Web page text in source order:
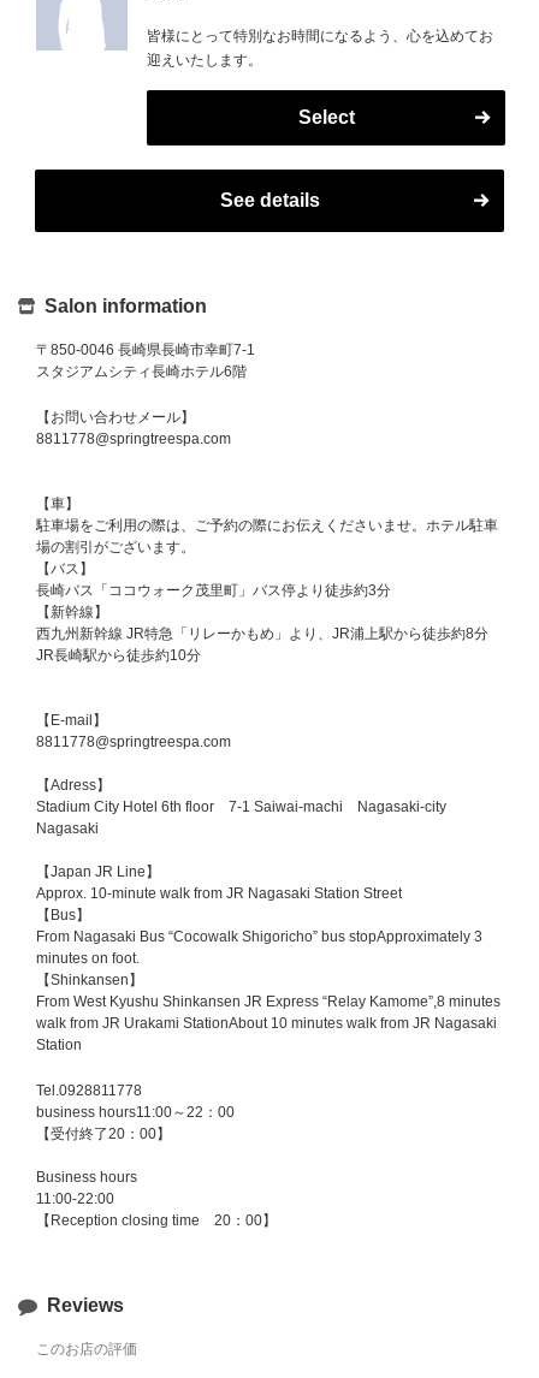
With heartfelt care, I provide each treatment in the
hope that your time with us will gently lighten both your
皆様にとって特別なお時間になるよう、心を込めてお
迎えいたします。
Select
See details
Salon information
〒850-0046 長崎県長崎市幸町7-1
スタジアムシティ長崎ホテル6階
【お問い合わせメール】
8811778@springtreespa.com
【車】
駐車場をご利用の際は、ご予約の際にお伝えくださいませ。ホテル駐車
場の割引がございます。
【バス】
長崎バス「ココウォーク茂里町」バス停より徒歩約3分
【新幹線】
西九州新幹線 JR特急「リレーかもめ」より、JR浦上駅から徒歩約8分
JR長崎駅から徒歩約10分
【E-mail】
8811778@springtreespa.com
【Adress】
Stadium City Hotel 6th floor 7-1 Saiwai-machi Nagasaki-city
Nagasaki
【Japan JR Line】
Approx. 10-minute walk from JR Nagasaki Station Street
【Bus】
From Nagasaki Bus “Cocowalk Shigoricho” bus stopApproximately 3
minutes on foot.
【Shinkansen】
From West Kyushu Shinkansen JR Express “Relay Kamome”,8 minutes
walk from JR Urakami StationAbout 10 minutes walk from JR Nagasaki
Station
Tel.0928811778
business hours11:00～22：00
【受付終了20：00】
Business hours
11:00-22:00
【Reception closing time 20：00】
Reviews
このお店の評価